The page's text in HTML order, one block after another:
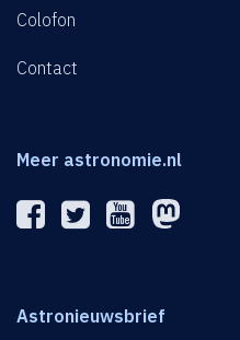
Colofon
Contact
Meer astronomie.nl
Astronieuwsbrief